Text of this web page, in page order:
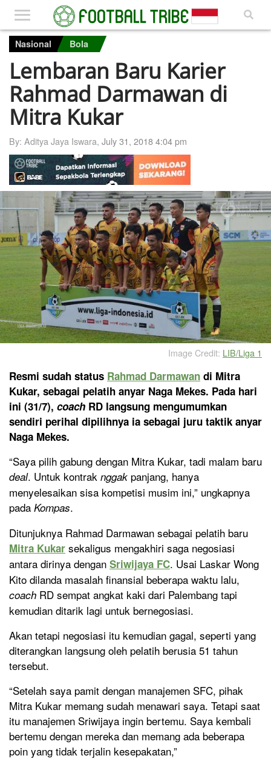
Nasional Bola
Lembaran Baru Karier
Rahmad Darmawan di
Mitra Kukar
By: Aditya Jaya Iswara, July 31, 2018 4:04 pm
Image Credit: LIB/Liga 1
Resmi sudah status Rahmad Darmawan di Mitra
Kukar, sebagai pelatih anyar Naga Mekes. Pada hari
ini (31/7), coach RD langsung mengumumkan
sendiri perihal dipilihnya ia sebagai juru taktik anyar
Naga Mekes.
“Saya pilih gabung dengan Mitra Kukar, tadi malam baru
deal. Untuk kontrak nggak panjang, hanya
menyelesaikan sisa kompetisi musim ini,” ungkapnya
pada Kompas.
Ditunjuknya Rahmad Darmawan sebagai pelatih baru
Mitra Kukar sekaligus mengakhiri saga negosiasi
antara dirinya dengan Sriwijaya FC. Usai Laskar Wong
Kito dilanda masalah finansial beberapa waktu lalu,
coach RD sempat angkat kaki dari Palembang tapi
kemudian ditarik lagi untuk bernegosiasi.
Akan tetapi negosiasi itu kemudian gagal, seperti yang
diterangkan langsung oleh pelatih berusia 51 tahun
tersebut.
“Setelah saya pamit dengan manajemen SFC, pihak
Mitra Kukar memang sudah menawari saya. Tetapi saat
itu manajemen Sriwijaya ingin bertemu. Saya kembali
bertemu dengan mereka dan memang ada beberapa
poin yang tidak terjalin kesepakatan,”